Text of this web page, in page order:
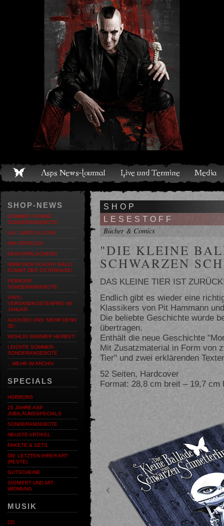
Live und Termine Media Shop Band Discografie
SHOP-NEWS
SOMMER, SONNE,
SONDERANGEBOTE
ALL JUNI'D IS LOVE
MAI-STERLICH
KEIN APRILSCHERZ!
NIMM DICH IN ACHT! BALD
KOMMT DER OSTERHASE!
FEBRUAR
SONDERANGEBOTE
VINYL
VERSANDKOSTENFREI IM
JANUAR
AUCH BEI UNS: MEHR DENN
JE!
WOHLIG WARMER HERBST!
LEICHTE SOMMER-
SONDERANGEBOTE
…MEHR IM ARCHIV
SPECIALS
HORRORS
25 JAHRE ASP.
JUBILÄUMSSPECIALS
SONDERANGEBOTE
NEUSTE ARTIKEL
PAKETE & SETS
DIE LETZTEN IHRER ART
(RESTE)
GUTSCHEINE
SIGNIERT UND MIT
WIDMUNG
MUSIK
CD
SHOP
LESESTOFF
Bücher & Comics
"DIE KLEINE
SCHWARZEN
DAS KLEINE TIER IST
Endlich gibt es wieder eine
Klassikers von Pit Hammann
Die beliebte Geschichte wurde
übertragen.
Enthält die neue Geschichte
Mit Zusatzmaterial in Form von
Tier" und zwei erklärenden
52 Seiten, Hardcover
Format: 28,8 cm breit – 19,7 cm